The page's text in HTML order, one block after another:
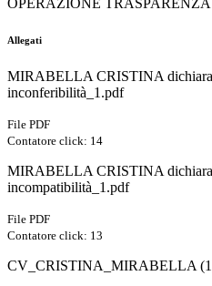
OPERAZIONE
Allegati
MIRABELLA CRISTINA
inconferibilità_1.pdf
File PDF
Contatore click: 14
MIRABELLA CRISTINA
incompatibilità_1.pdf
File PDF
Contatore click: 13
CV_CRISTINA_MIRABELLA